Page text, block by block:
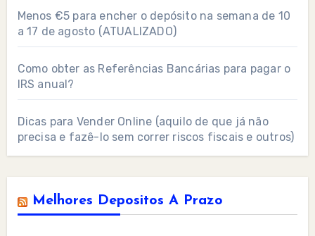
Menos €5 para encher o depósito na semana de 10
a 17 de agosto (ATUALIZADO)
Como obter as Referências Bancárias para pagar o
IRS anual?
Dicas para Vender Online (aquilo de que já não
precisa e fazê-lo sem correr riscos fiscais e outros)
Melhores Depositos A Prazo